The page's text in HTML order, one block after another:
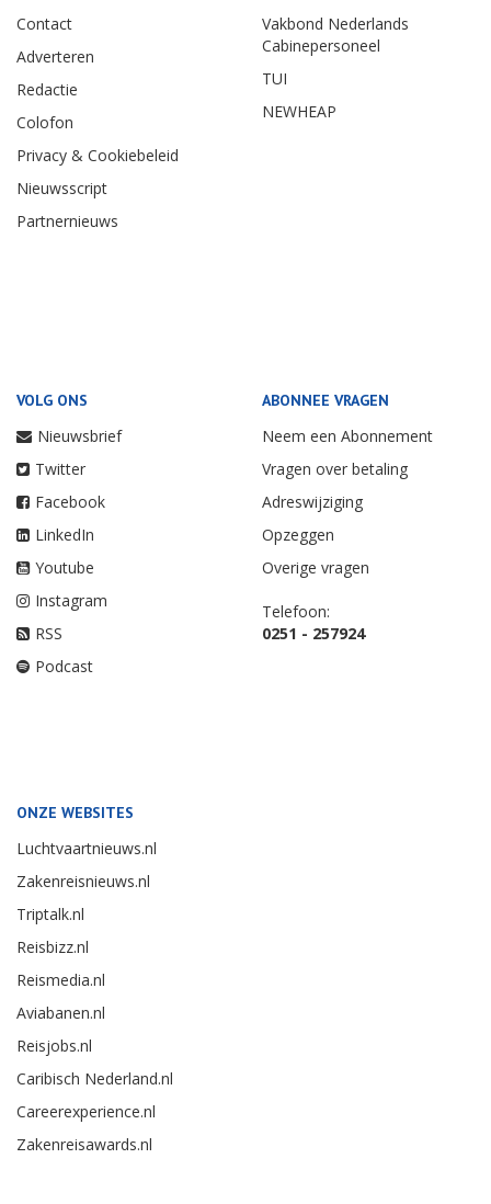
Contact
Adverteren
Redactie
Colofon
Privacy & Cookiebeleid
Nieuwsscript
Partnernieuws
Vakbond Nederlands
Cabinepersoneel
TUI
NEWHEAP
VOLG ONS
Nieuwsbrief
Twitter
Facebook
LinkedIn
Youtube
Instagram
RSS
Podcast
ABONNEE VRAGEN
Neem een Abonnement
Vragen over betaling
Adreswijziging
Opzeggen
Overige vragen
Telefoon:
0251 - 257924
ONZE WEBSITES
Luchtvaartnieuws.nl
Zakenreisnieuws.nl
Triptalk.nl
Reisbizz.nl
Reismedia.nl
Aviabanen.nl
Reisjobs.nl
Caribisch Nederland.nl
Careerexperience.nl
Zakenreisawards.nl